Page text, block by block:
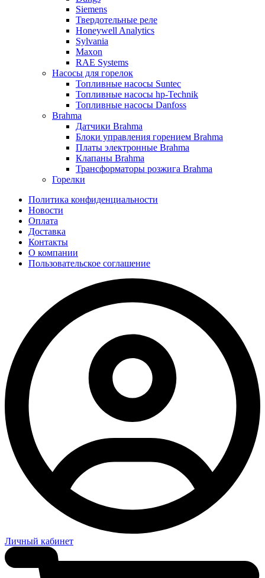
Siemens
Твердотельные реле
Honeywell Analytics
Sylvania
Maxon
RAE Systems
Насосы для горелок
Топливные насосы Suntec
Топливные насосы hp-Technik
Топливные насосы Danfoss
Brahma
Датчики Brahma
Блоки управления горением Brahma
Платы электронные Brahma
Клапаны Brahma
Трансформаторы розжига Brahma
Горелки
Политика конфиденциальности
Новости
Оплата
Доставка
Контакты
О компании
Пользовательское соглашение
Личный кабинет